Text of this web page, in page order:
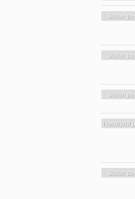
Stalan
Stalan
Stalan
Honorarni
Stalan